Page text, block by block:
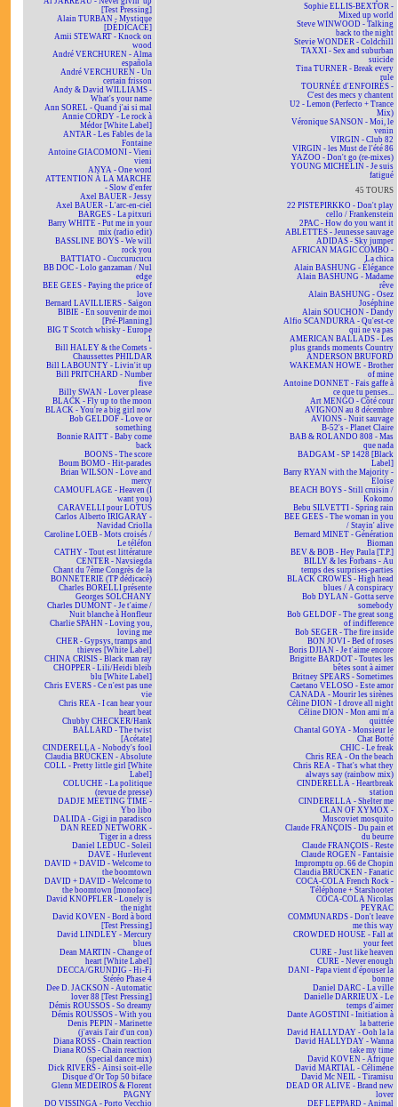
[Test Pressing]
Alain TURBAN - Mystique
[DÉDICACÉ]
Amii STEWART - Knock on
wood
André VERCHUREN - Alma
española
André VERCHUREN - Un
certain frisson
Andy & David WILLIAMS -
What's your name
Ann SOREL - Quand j'ai si mal
Annie CORDY - Le rock à
Médor [White Label]
ANTAR - Les Fables de la
Fontaine
Antoine GIACOMONI - Vieni
vieni
ANYA - One word
ATTENTION À LA MARCHE
- Slow d'enfer
Axel BAUER - Jessy
Axel BAUER - L'arc-en-ciel
BARGES - La pitxuri
Barry WHITE - Put me in your
mix (radio edit)
BASSLINE BOYS - We will
rock you
BATTIATO - Cuccurucucu
BB DOC - Lolo ganzaman / Nul
edge
BEE GEES - Paying the price of
love
Bernard LAVILLIERS - Saïgon
BIBIE - En souvenir de moi
[Pré-Planning]
BIG T Scotch whisky - Europe
1
Bill HALEY & the Comets -
Chaussettes PHILDAR
Bill LABOUNTY - Livin'it up
Bill PRITCHARD - Number
five
Billy SWAN - Lover please
BLACK - Fly up to the moon
BLACK - You're a big girl now
Bob GELDOF - Love or
something
Bonnie RAITT - Baby come
back
BOONS - The score
Boum BOMO - Hit-parades
Brian WILSON - Love and
mercy
CAMOUFLAGE - Heaven (I
want you)
CARAVELLI pour LOTUS
Carlos Alberto IRIGARAY -
Navidad Criolla
Caroline LOEB - Mots croisés /
Le téléfon
CATHY - Tout est littérature
CENTER - Navsiegda
Chant du 7ème Congrès de la
BONNETERIE (TP dédicacé)
Charles BORELLI présente
Georges SOLCHANY
Charles DUMONT - Je t'aime /
Nuit blanche à Honfleur
Charlie SPAHN - Loving you,
loving me
CHER - Gypsys, tramps and
thieves [White Label]
CHINA CRISIS - Black man ray
CHOPPER - Lili/Heidi bleib
blu [White Label]
Chris EVERS - Ce n'est pas une
vie
Chris REA - I can hear your
heart beat
Chubby CHECKER/Hank
BALLARD - The twist
[Acétate]
CINDERELLA - Nobody's fool
Claudia BRÜCKEN - Absolute
COLL - Pretty little girl [White
Label]
COLUCHE - La politique
(revue de presse)
DADJE MEETING TIME -
Ybo libo
DALIDA - Gigi in paradisco
DAN REED NETWORK -
Tiger in a dress
Daniel LEDUC - Soleil
DAVE - Hurlevent
DAVID + DAVID - Welcome to
the boomtown
DAVID + DAVID - Welcome to
the boomtown [monoface]
David KNOPFLER - Lonely is
the night
David KOVEN - Bord à bord
[Test Pressing]
David LINDLEY - Mercury
blues
Dean MARTIN - Change of
heart [White Label]
DECCA/GRUNDIG - Hi-Fi
Stéréo Phase 4
Dee D. JACKSON - Automatic
lover 88 [Test Pressing]
Démis ROUSSOS - So dreamy
Démis ROUSSOS - With you
Denis PEPIN - Marinette
(j'avais l'air d'un con)
Diana ROSS - Chain reaction
Diana ROSS - Chain reaction
(special dance mix)
Dick RIVERS - Ainsi soit-elle
Disque d'Or Top 50 biface
Glenn MEDEIROS & Florent
PAGNY
DO VISSINGA - Porto Vecchio
Sophie ELLIS-BEXTOR -
Mixed up world
Steve WINWOOD - Talking
back to the night
Stevie WONDER - Coldchill
TAXXI - Sex and suburban
suicide
Tina TURNER - Break every
rule
TOURNÉE d'ENFOIRÉS -
C'est des mecs y chantent
U2 - Lemon (Perfecto + Trance
Mix)
Véronique SANSON - Moi, le
venin
VIRGIN - Club 82
VIRGIN - les Must de l'été 86
YAZOO - Don't go (re-mixes)
YOUNG MICHELIN - Je suis
fatigué
45 TOURS
22 PISTEPIRKKO - Don't play
cello / Frankenstein
2PAC - How do you want it
ABLETTES - Jeunesse sauvage
ADIDAS - Sky jumper
AFRICAN MAGIC COMBO -
La chica
Alain BASHUNG - Élégance
Alain BASHUNG - Madame
rêve
Alain BASHUNG - Osez
Joséphine
Alain SOUCHON - Dandy
Alfio SCANDURRA - Qu'est-ce
qui ne va pas
AMERICAN BALLADS - Les
plus grands moments Country
ANDERSON BRUFORD
WAKEMAN HOWE - Brother
of mine
Antoine DONNET - Fais gaffe à
ce que tu penses...
Art MENGO - Côté cour
AVIGNON au 8 décembre
AVIONS - Nuit sauvage
B-52's - Planet Claire
BAB & ROLANDO 808 - Mas
que nada
BADGAM - SP 1428 [Black
Label]
Barry RYAN with the Majority -
Eloïse
BEACH BOYS - Still cruisin /
Kokomo
Bebu SILVETTI - Spring rain
BEE GEES - The woman in you
/ Stayin' alive
Bernard MINET - Génération
Bioman
BEV & BOB - Hey Paula [T.P.]
BILLY & les Forbans - Au
temps des surprises-parties
BLACK CROWES - High head
blues / A conspiracy
Bob DYLAN - Gotta serve
somebody
Bob GELDOF - The great song
of indifference
Bob SEGER - The fire inside
BON JOVI - Bed of roses
Boris DJIAN - Je t'aime encore
Brigitte BARDOT - Toutes les
bêtes sont à aimer
Britney SPEARS - Sometimes
Caetano VELOSO - Este amor
CANADA - Mourir les sirènes
Céline DION - I drove all night
Céline DION - Mon ami m'a
quittée
Chantal GOYA - Monsieur le
Chat Botté
CHIC - Le freak
Chris REA - On the beach
Chris REA - That's what they
always say (rainbow mix)
CINDERELLA - Heartbreak
station
CINDERELLA - Shelter me
CLAN OF XYMOX -
Muscoviet mosquito
Claude FRANÇOIS - Du pain et
du beurre
Claude FRANÇOIS - Reste
Claude ROGEN - Fantaisie
Impromptu op. 66 de Chopin
Claudia BRÜCKEN - Fanatic
COCA-COLA French Rock -
Téléphone + Starshooter
COCA-COLA Nicolas
PEYRAC
COMMUNARDS - Don't leave
me this way
CROWDED HOUSE - Fall at
your feet
CURE - Just like heaven
CURE - Never enough
DANI - Papa vient d'épouser la
bonne
Daniel DARC - La ville
Danielle DARRIEUX - Le
temps d'aimer
Dante AGOSTINI - Initiation à
la batterie
David HALLYDAY - Ooh la la
David HALLYDAY - Wanna
take my time
David KOVEN - Afrique
David MARTIAL - Célimène
David Mc NEIL - Tiramisu
DEAD OR ALIVE - Brand new
lover
DEF LEPPARD - Animal